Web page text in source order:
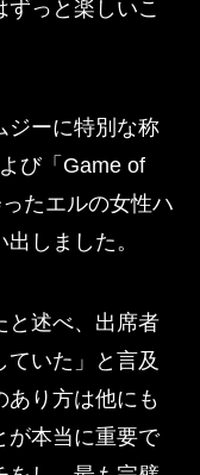
っと楽しいこ
ジーに特別な称
び「Game of
たエルの女性ハ
しました。
と述べ、出席者
いた」と言及
あり方は他にも
が本当に重要で